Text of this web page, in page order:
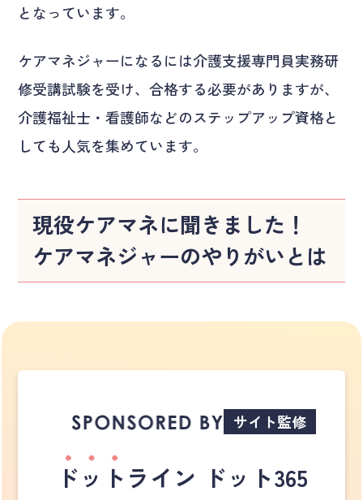
となっています。
ケアマネジャーになるには介護支援専門員実務研
修受講試験を受け、合格する必要がありますが、
介護福祉士・看護師などのステップアップ資格と
しても人気を集めています。
現役ケアマネに聞きました！
ケアマネジャーのやりがいとは
サイト監修
ドットライン ドット365